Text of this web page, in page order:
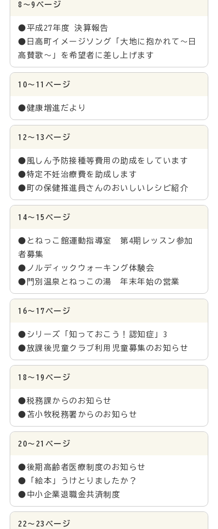
8～9ページ
●平成27年度 決算報告
●日高町イメージソング「大地に抱かれて～日
高賛歌～」を希望者に差し上げます
10～11ページ
●健康増進だより
12～13ページ
●風しん予防接種等費用の助成をしています
●特定不妊治療費を助成します
●町の保健推進員さんのおいしいレシピ紹介
14～15ページ
●とねっこ館運動指導室 第4期レッスン参加
者募集
●ノルディックウォーキング体験会
●門別温泉とねっこの湯 年末年始の営業
16～17ページ
●シリーズ「知っておこう！認知症」3
●放課後児童クラブ利用児童募集のお知らせ
18～19ページ
●税務課からのお知らせ
●苫小牧税務署からのお知らせ
20～21ページ
●後期高齢者医療制度のお知らせ
●「絵本」うけとりましたか？
●中小企業退職金共済制度
22～23ページ